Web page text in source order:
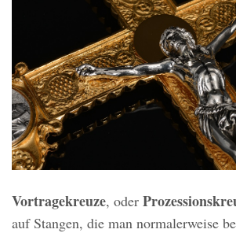
Vortragekreuze, oder
auf Stangen, die man normalerweise